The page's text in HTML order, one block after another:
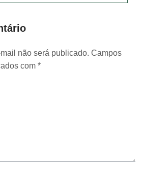
não será publicado. Campos
com *